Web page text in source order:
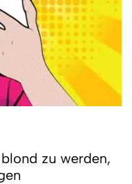
zu werden,